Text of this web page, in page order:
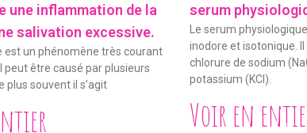
une inflammation de la
salivation excessive.
est un phénomène très courant
peut être causé par plusieurs
plus souvent il s’agit
serum
Le serum
inodore et isotonique. Il
chlorure de sodium
potassium (KCl).
Voir en